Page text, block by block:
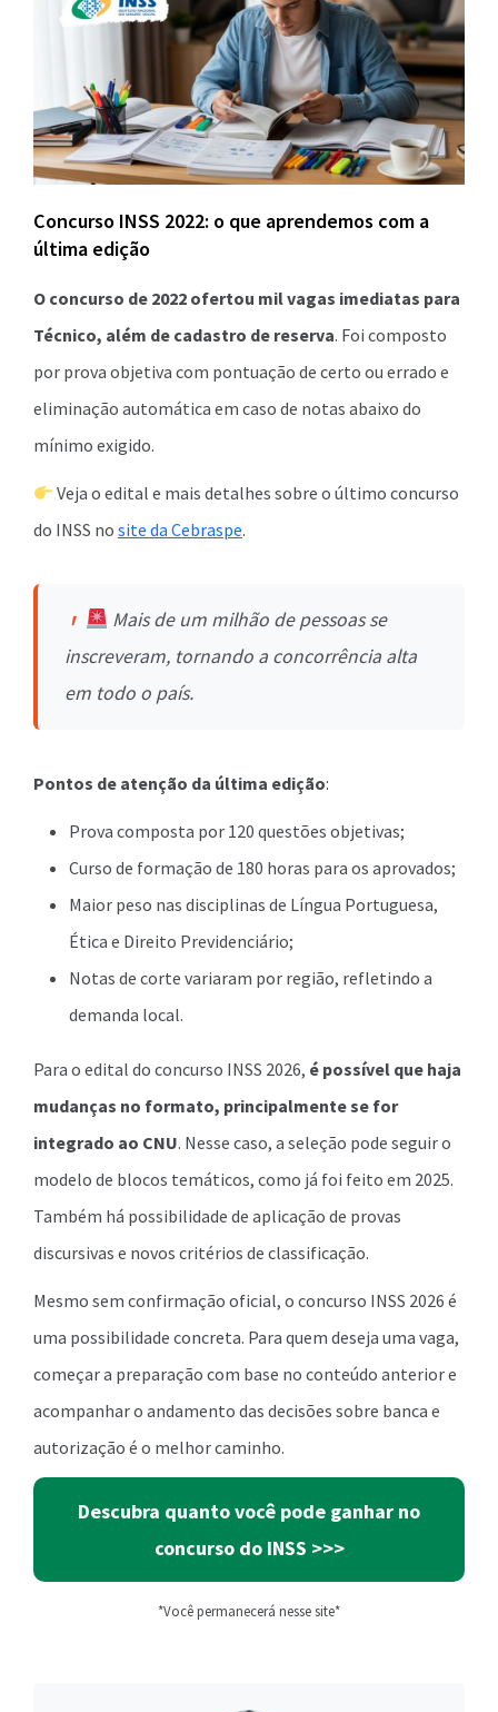
Concurso INSS 2022: o que aprendemos com a
última edição
O concurso de 2022 ofertou mil vagas imediatas para
Técnico, além de cadastro de reserva. Foi composto
por prova objetiva com pontuação de certo ou errado e
eliminação automática em caso de notas abaixo do
mínimo exigido.
Veja o edital e mais detalhes sobre o último concurso
do INSS no site da Cebraspe.
Mais de um milhão de pessoas se
inscreveram, tornando a concorrência alta
em todo o país.
Pontos de atenção da última edição:
Prova composta por 120 questões objetivas;
Curso de formação de 180 horas para os aprovados;
Maior peso nas disciplinas de Língua Portuguesa,
Ética e Direito Previdenciário;
Notas de corte variaram por região, refletindo a
demanda local.
Para o edital do concurso INSS 2026, é possível que haja
mudanças no formato, principalmente se for
integrado ao CNU. Nesse caso, a seleção pode seguir o
modelo de blocos temáticos, como já foi feito em 2025.
Também há possibilidade de aplicação de provas
discursivas e novos critérios de classificação.
Mesmo sem confirmação oficial, o concurso INSS 2026 é
uma possibilidade concreta. Para quem deseja uma vaga,
começar a preparação com base no conteúdo anterior e
acompanhar o andamento das decisões sobre banca e
autorização é o melhor caminho.
Descubra quanto você pode ganhar no
concurso do INSS >>>
*Você permanecerá nesse site*